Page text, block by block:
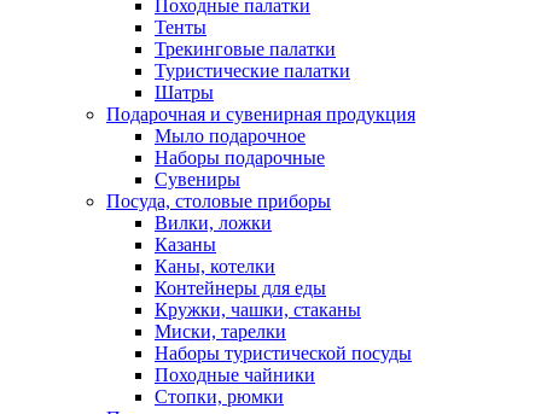
Походные палатки
Тенты
Трекинговые палатки
Туристические палатки
Шатры
Подарочная и сувенирная продукция
Мыло подарочное
Наборы подарочные
Сувениры
Посуда, столовые приборы
Вилки, ложки
Казаны
Каны, котелки
Контейнеры для еды
Кружки, чашки, стаканы
Миски, тарелки
Наборы туристической посуды
Походные чайники
Стопки, рюмки